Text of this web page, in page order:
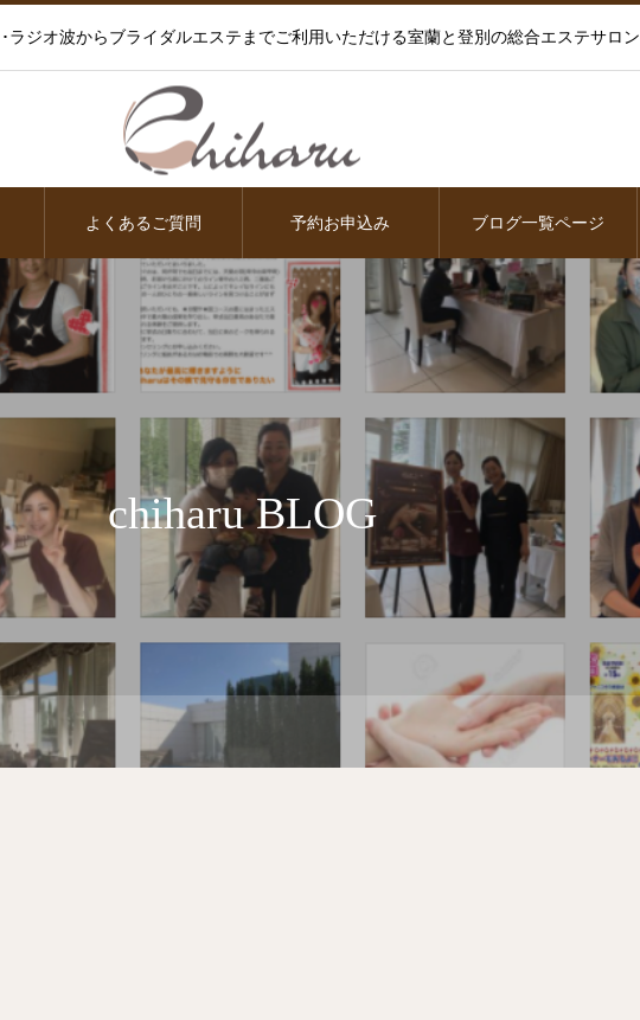
ラジオ波からブライダルエステまでご利用いただける室蘭と登別の総合エステサロン
よくあるご質問 予約お申込み ブログ一覧ページ
chiharu BLOG